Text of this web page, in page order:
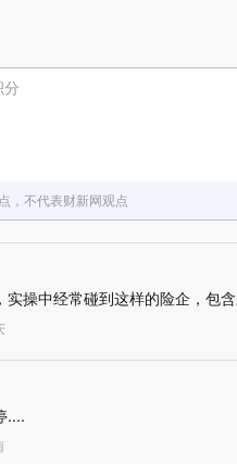
分
，不代表财新网观点
实操中经常碰到这样的险企，包
....